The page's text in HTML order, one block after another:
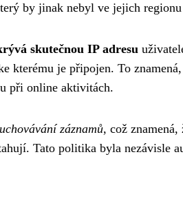
by jinak nebyl ve jejich
skutečnou IP adresu
kterému je připojen. To
při online aktivitách.
záznamů, což
Tato politika byla nezávisle